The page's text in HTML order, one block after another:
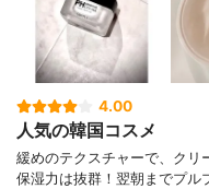
4.00
人気の韓国コスメ
緩めのテクスチャーで、クリ
保湿力は抜群！翌朝までプル